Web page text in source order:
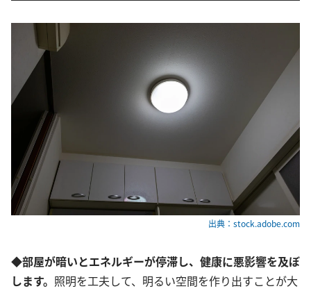
出典：stock.adobe.com
◆部屋が暗いとエネルギーが停滞し、健康に悪影響を及ぼ
します。 照明を工夫して、明るい空間を作り出すことが大